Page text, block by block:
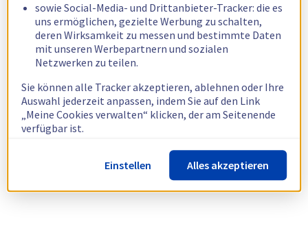
sowie Social-Media- und Drittanbieter-Tracker: die es
uns ermöglichen, gezielte Werbung zu schalten,
deren Wirksamkeit zu messen und bestimmte Daten
mit unseren Werbepartnern und sozialen
Netzwerken zu teilen.
Sie können alle Tracker akzeptieren, ablehnen oder Ihre
Auswahl jederzeit anpassen, indem Sie auf den Link
„Meine Cookies verwalten“ klicken, der am Seitenende
verfügbar ist.
Weitere Informationen finden Sie in unsererRichtlinie
zur Verwendung von Cookies.
Einstellen Alles akzeptieren